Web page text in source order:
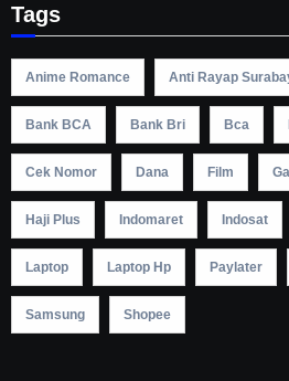
Tags
Anime Romance Anti Rayap
Bank BCA Bank Bri Bca
Cek Nomor Dana Film
Haji Plus Indomaret Indosat
Laptop Laptop Hp Paylater
Samsung Shopee